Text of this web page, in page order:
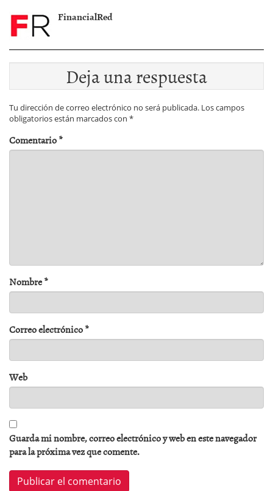
FinancialRed
Deja una respuesta
Tu dirección de correo electrónico no será publicada. Los campos
obligatorios están marcados con *
Comentario*
Nombre*
Correo electrónico*
Web
Guarda mi nombre, correo electrónico y web en este navegador
para la próxima vez que comente.